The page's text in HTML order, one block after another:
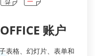
账户
表格、幻灯片、表单和